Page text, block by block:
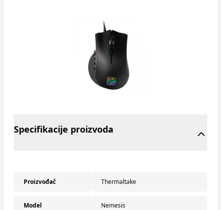
Specifikacije proizvoda
Proizvođač Thermaltake
Model Nemesis